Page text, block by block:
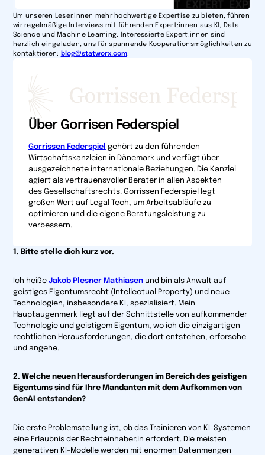
Um unseren Leser:innen mehr hochwertige Expertise zu bieten, führen
wir regelmäßige Interviews mit führenden Expert:innen aus KI, Data
Science und Machine Learning. Interessierte Expert:innen sind
herzlich eingeladen, uns für spannende Kooperationsmöglichkeiten zu
kontaktieren: blog@statworx.com.
Über Gorrisen Federspiel
Gorrissen Federspiel gehört zu den führenden
Wirtschaftskanzleien in Dänemark und verfügt über
ausgezeichnete internationale Beziehungen. Die Kanzlei
agiert als vertrauensvoller Berater in allen Aspekten
des Gesellschaftsrechts. Gorrissen Federspiel legt
großen Wert auf Legal Tech, um Arbeitsabläufe zu
optimieren und die eigene Beratungsleistung zu
verbessern.
1. Bitte stelle dich kurz vor.
Ich heißeJakob Plesner Mathiasen und bin als Anwalt auf
geistiges Eigentumsrecht (Intellectual Property) und neue
Technologien, insbesondere KI, spezialisiert. Mein
Hauptaugenmerk liegt auf der Schnittstelle von aufkommender
Technologie und geistigem Eigentum, wo ich die einzigartigen
rechtlichen Herausforderungen, die dort entstehen, erforsche
und angehe.
2. Welche neuen Herausforderungen im Bereich des geistigen
Eigentums sind für Ihre Mandanten mit dem Aufkommen von
GenAI entstanden?
Die erste Problemstellung ist, ob das Trainieren von KI-Systemen
eine Erlaubnis der Rechteinhaber:in erfordert. Die meisten
generativen KI-Modelle werden mit enormen Datenmengen